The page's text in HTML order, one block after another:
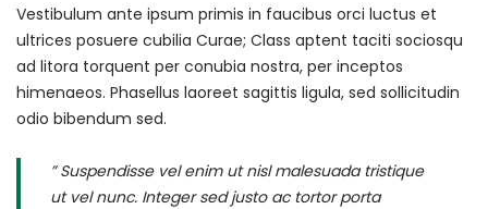
Vestibulum ante ipsum primis in faucibus orci luctus et
ultrices posuere cubilia Curae; Class aptent taciti sociosqu
ad litora torquent per conubia nostra, per inceptos
himenaeos. Phasellus laoreet sagittis ligula, sed sollicitudin
odio bibendum sed.
” Suspendisse vel enim ut nisl malesuada tristique
ut vel nunc. Integer sed justo ac tortor porta